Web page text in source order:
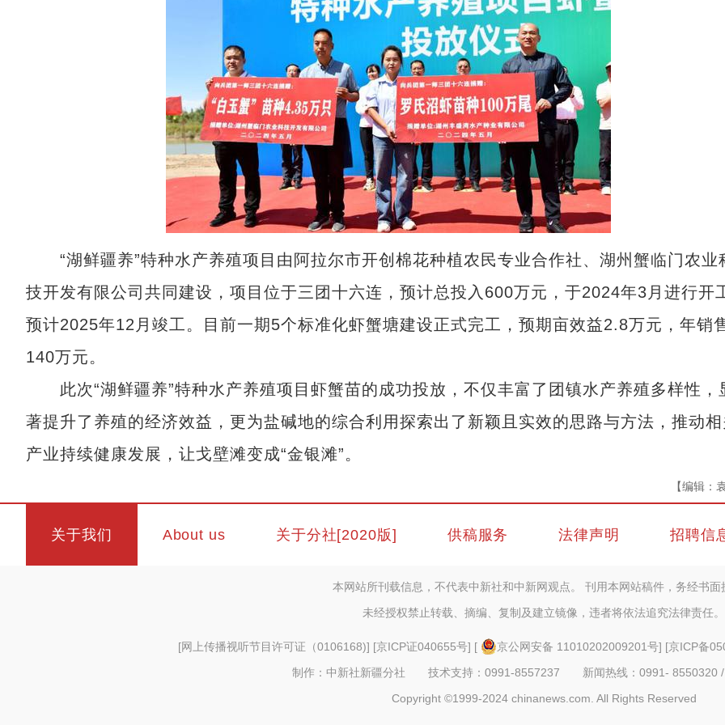
“湖鲜疆养”特种水产养殖项目由阿拉尔市开创棉花种植农民专业合作社、湖州蟹临门农业
技开发有限公司共同建设，项目位于三团十六连，预计总投入600万元，于2024年3月进行开
预计2025年12月竣工。目前一期5个标准化虾蟹塘建设正式完工，预期亩效益2.8万元，年销
140万元。
此次“湖鲜疆养”特种水产养殖项目虾蟹苗的成功投放，不仅丰富了团镇水产养殖多样性，
著提升了养殖的经济效益，更为盐碱地的综合利用探索出了新颖且实效的思路与方法，推动相
产业持续健康发展，让戈壁滩变成“金银滩”。
【编辑：
关于我们 About us 关于分社[2020版] 供稿服务 法律声明 招聘信
本网站所刊载信息，不代表中新社和中新网观点。 刊用本网站稿件，务经书面
未经授权禁止转载、摘编、复制及建立镜像，违者将依法追究法律责任。
[网上传播视听节目许可证（0106168)] [京ICP证040655号] [ 京公网安备 11010202009201号] [京ICP备
制作：中新社新疆分社 技术支持：0991-8557237 新闻热线：0991-
Copyright ©1999-2024 chinanews.com. All Rights Reserved